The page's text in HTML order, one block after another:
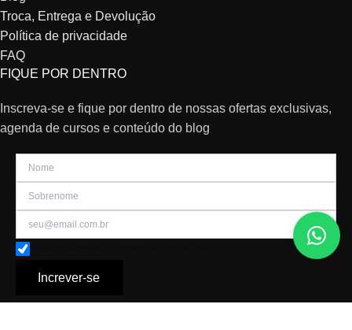
Troca, Entrega e Devolução
Política de privacidade
FAQ
FIQUE POR DENTRO
Inscreva-se e fique por dentro de nossas ofertas exclusivas,
agenda de cursos e conteúdo do blog
Increver-se